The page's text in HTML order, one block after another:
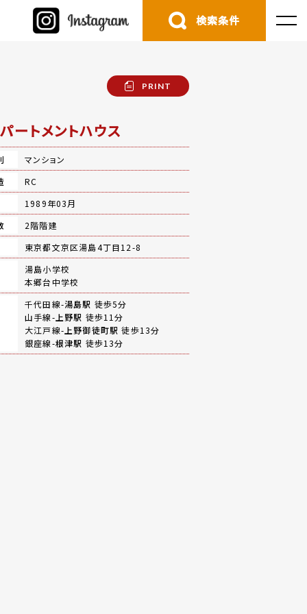
検索条件
PRINT
ートメントハウス
マンション
RC
1989年03月
2階階建
東京都文京区湯島4丁目12-8
湯島小学校
本郷台中学校
千代田線-湯島駅 徒歩5分
山手線- 上野駅 徒歩11分
大江戸線- 上野御徒町駅 徒歩13分
銀座線-根津駅 徒歩13分